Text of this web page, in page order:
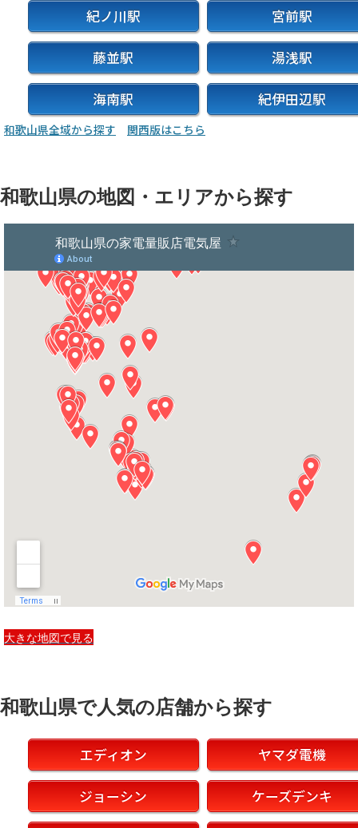
紀ノ川駅 宮前駅
藤並駅 湯浅駅
海南駅 紀伊田辺駅
和歌山県全域から探す 関西版はこちら
和歌山県の地図・エリアから探す
大きな地図で見る
和歌山県で人気の店舗から探す
エディオン ヤマダ電機
ジョーシン ケーズデンキ